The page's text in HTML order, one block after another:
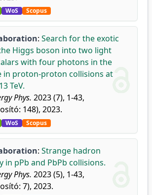
WoS Scopus
: Search for the exotic
Higgs boson into two light
with four photons in the
in proton-proton collisions at
TeV.
Phys. 2023 (7), 1-43,
148), 2023.
WoS Scopus
: Strange hadron
in pPb and PbPb collisions.
Phys. 2023 (5), 1-43,
7), 2023.